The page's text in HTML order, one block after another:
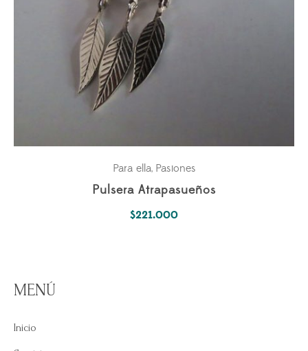
Para ella, Pasiones
Pulsera Atrapasueños
$221.000
MENÚ
Inicio